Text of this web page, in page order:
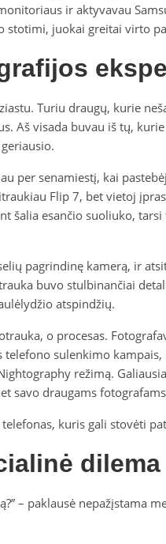
ir aktyvavau
stotimi, juokai greitai virto
Turiu draugų, kurie
Aš visada buvau iš tų,
per senamiestį, kai
Flip 7, bet vietoj
šalia esančio suoliuko,
pagrindinę kamerą, ir
buvo stulbinančiai
atspindžių.
o procesas.
sulenkimo
režimą.
savo draugams
kuris gali stovėti
dilema
– paklausė nepažįstama